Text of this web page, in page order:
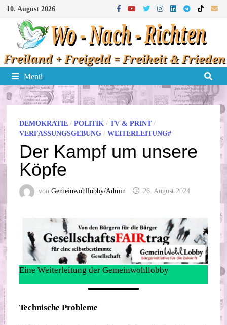
Zum
Inhalt
springen
10. August 2026
Menü
DEMOKRATIE /POLITIK /TV & PRINT/
VERFASSUNGSGEBUNG /WEITERLEITUNG#
Der Kampf um unsere
Köpfe
vonGemeinwohllobby/Admin 26. August 2024
Eine Weiterleitung der Gemeinwohllobby
Technische Probleme